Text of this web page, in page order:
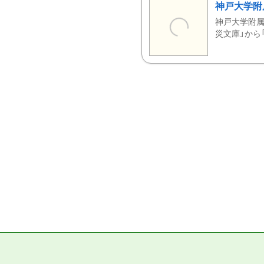
神戸大学
神戸大学附
災文庫」か